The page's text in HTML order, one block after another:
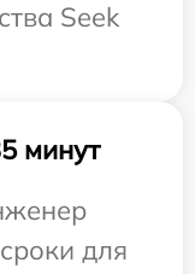
Seek
минут
для